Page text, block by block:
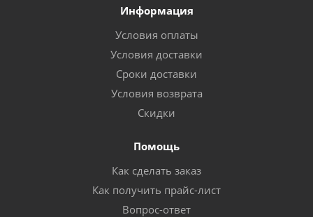
Информация
Условия оплаты
Условия доставки
Сроки доставки
Условия возврата
Скидки
Помощь
Как сделать заказ
Как получить прайс-лист
Вопрос-ответ